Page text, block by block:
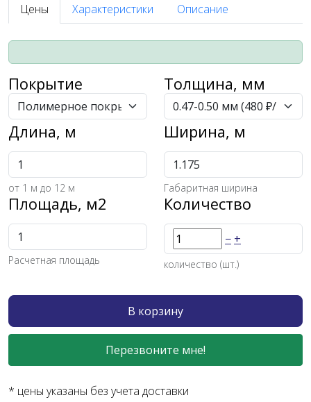
Цены
Характеристики Описание
Покрытие Толщина, мм
Длина, м
от 1 м до 12 м
Ширина, м
Габаритная ширина
Площадь, м2
Расчетная площадь
Количество
− +
количество (шт.)
В корзину
Перезвоните мне!
* цены указаны без учета доставки